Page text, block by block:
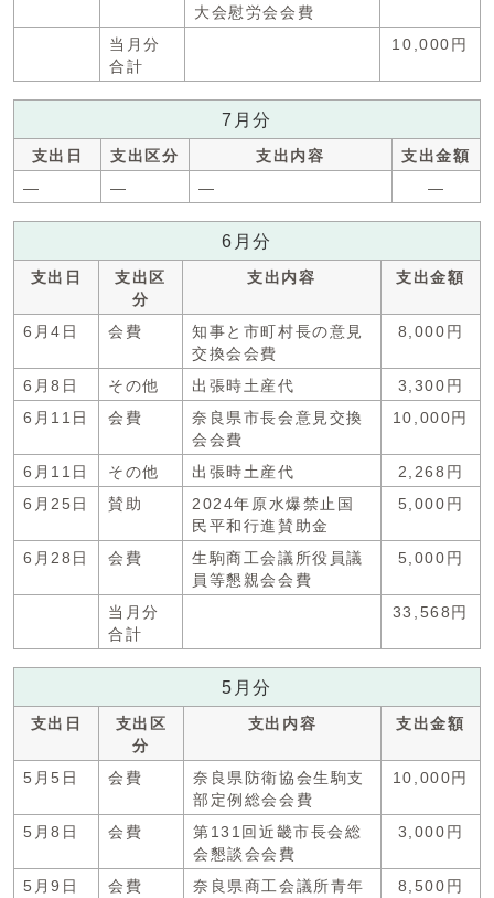
大会慰労会会費
当月分
合計
10,000円
7月分
支出日 支出区分 支出内容
支出金額
―
― ― ―
6月分
支出日
支出区
分
支出内容 支出金額
6月4日 会費
知事と市町村長の意見
交換会会費
8,000円
6月8日 その他 出張時土産代
3,300円
6月11日
会費
奈良県市長会意見交換
会会費
10,000円
6月11日 その他 出張時土産代
2,268円
6月25日
賛助
2024年原水爆禁止国
民平和行進賛助金
5,000円
6月28日 会費
生駒商工会議所役員議
員等懇親会会費
5,000円
当月分
合計
33,568円
5月分
支出日
支出区
分
支出内容 支出金額
5月5日 会費
奈良県防衛協会生駒支
部定例総会会費
10,000円
5月8日 会費
第131回近畿市長会総
会懇談会会費
3,000円
5月9日 会費
奈良県商工会議所青年
8,500円